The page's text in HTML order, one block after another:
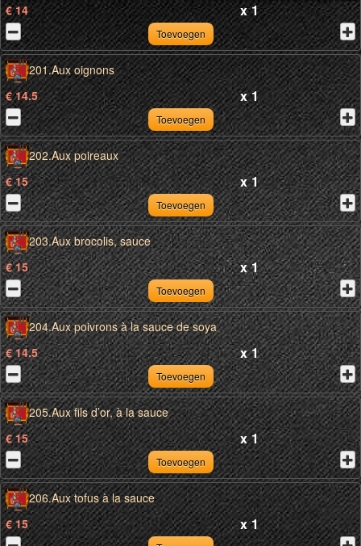
€ 14
x 1
Toevoegen
201.Aux oignons
€ 14.5
x 1
Toevoegen
202.Aux poireaux
€ 15
x 1
Toevoegen
203.Aux brocolis, sauce
€ 15
x 1
Toevoegen
204.Aux poivrons à la sauce de soya
€ 14.5
x 1
Toevoegen
205.Aux fils d’or, à la sauce
€ 15
x 1
Toevoegen
206.Aux tofus à la sauce
€ 15
x 1